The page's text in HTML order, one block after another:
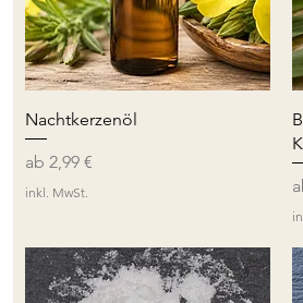
Schnellansicht
Nachtkerzenöl
ab 2,99 €
Sale-Preis
inkl. MwSt.